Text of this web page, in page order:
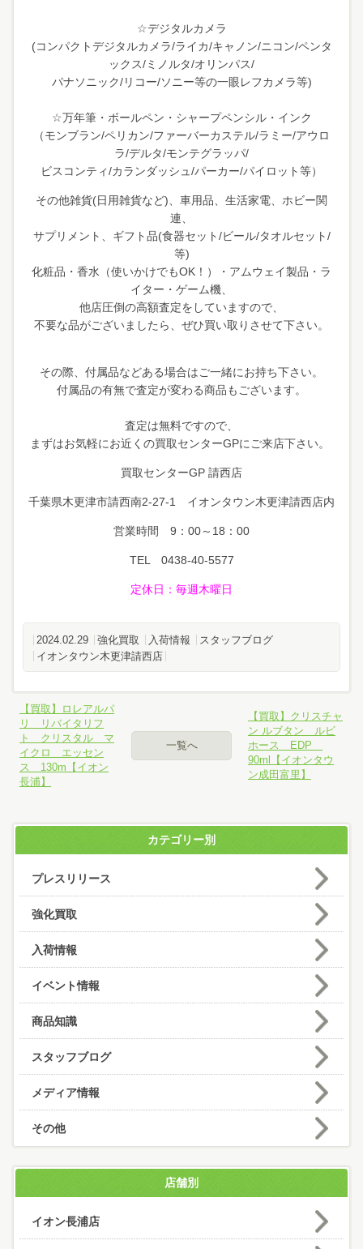
☆デジタルカメラ
(コンパクトデジタルカメラ/ライカ/キャノン/ニコン/ペンタ
ックス/ミノルタ/オリンパス/
パナソニック/リコー/ソニー等の一眼レフカメラ等)
☆万年筆・ボールペン・シャープペンシル・インク
（モンブラン/ペリカン/ファーバーカステル/ラミー/アウロ
ラ/デルタ/モンテグラッパ/
ビスコンティ/カランダッシュ/パーカー/パイロット等）
その他雑貨(日用雑貨など)、車用品、生活家電、ホビー関
連、
サプリメント、ギフト品(食器セット/ビール/タオルセット/
等)
化粧品・香水（使いかけでもOK！）・アムウェイ製品・ラ
イター・ゲーム機、
他店圧倒の高額査定をしていますので、
不要な品がございましたら、ぜひ買い取りさせて下さい。
その際、付属品などある場合はご一緒にお持ち下さい。
付属品の有無で査定が変わる商品もございます。
査定は無料ですので、
まずはお気軽にお近くの買取センターGPにご来店下さい。
買取センターGP 請西店
千葉県木更津市請西南2-27-1 イオンタウン木更津請西店内
営業時間 9：00～18：00
TEL 0438-40-5577
定休日 ：毎週木曜日
2024.02.29 強化買取 入荷情報
スタッフブログ
イオンタウン木更津請西店
【買取】ロレアルパ
リ リバイタリフ
ト クリスタル マ
イクロ エッセン
ス 130m【イオン
長浦】
一覧へ
【買取】クリスチャ
ン ルブタン ルビ
ホース EDP
90ml【イオンタウ
ン成田富里】
カテゴリー別
プレスリリース
強化買取
入荷情報
イベント情報
商品知識
スタッフブログ
メディア情報
その他
店舗別
イオン長浦店